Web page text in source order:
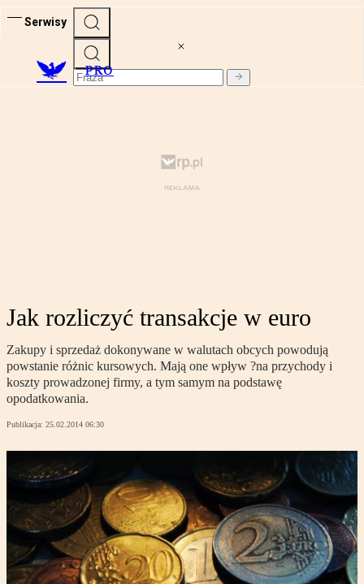
Serwisy
PRO
Jak rozliczyć transakcje w euro
Zakupy i sprzedaż dokonywane w walutach obcych powodują
powstanie różnic kursowych. Mają one wpływ ?na przychody i
koszty prowadzonej firmy, a tym samym na podstawę
opodatkowania.
Publikacja: 25.02.2014 06:30